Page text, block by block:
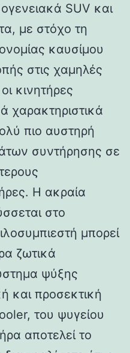
SUV και
με στόχο τη
καυσίμου
στις χαμηλές
κινητήρες
χαρακτηριστικά
πιο αυστηρή
συντήρησης σε
Η ακραία
στο
μπορεί
ζωτικά
ψύξης
και προσεκτική
του ψυγείου
αποτελεί το